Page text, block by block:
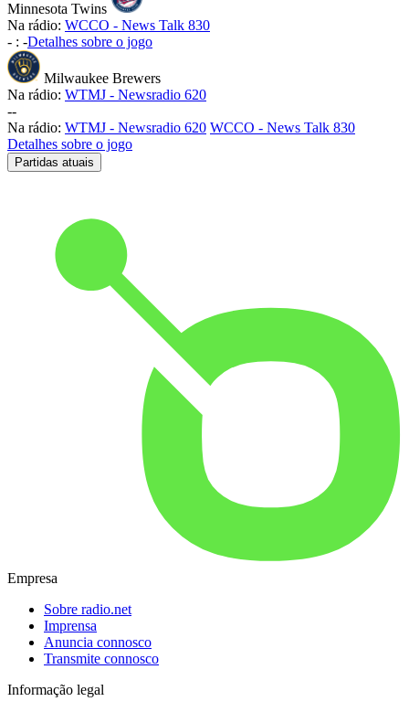
Minnesota Twins
Na rádio: WCCO - News Talk 830
- : -Detalhes sobre o jogo
Milwaukee Brewers
Na rádio: WTMJ - Newsradio 620
--
Na rádio: WTMJ - Newsradio 620 WCCO - News Talk 830
Detalhes sobre o jogo
Partidas atuais
Empresa
Sobre radio.net
Imprensa
Anuncia connosco
Transmite connosco
Informação legal